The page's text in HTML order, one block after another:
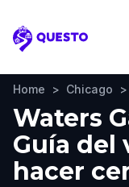
Questo
Home > Chicago >
Waters
Guía del
hacer